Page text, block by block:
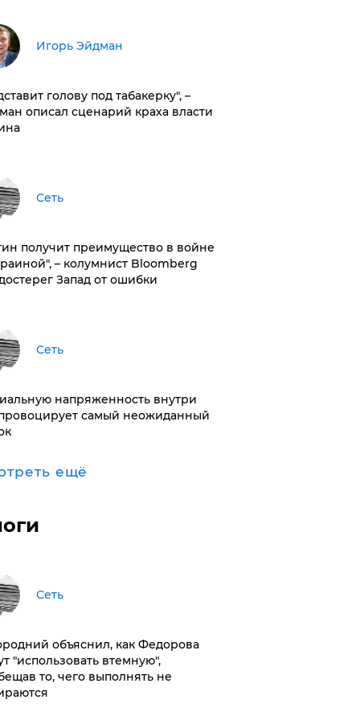
Игорь Эйдман
голову под табакерку", –
описал сценарий краха власти
Сеть
получит преимущество в войне
– колумнист Bloomberg
Запад от ошибки
Сеть
напряженность внутри
самый неожиданный
ещё
Сеть
объяснил, как Федорова
"использовать втемную",
то, чего выполнять не